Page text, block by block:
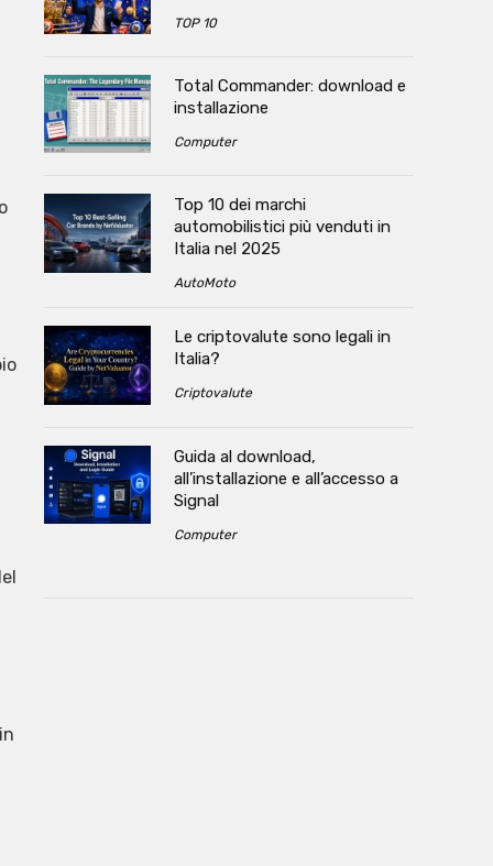
TOP 10
Total Commander: download e
installazione
Computer
Top 10 dei marchi
automobilistici più venduti in
Italia nel 2025
AutoMoto
Le criptovalute sono legali in
Italia?
Criptovalute
Guida al download,
all’installazione e all’accesso a
Signal
Computer